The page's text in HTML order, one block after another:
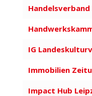
Handels­verband
IG
Immo­bilien
Impact Hub